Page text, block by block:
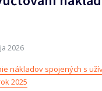
2026
nákladov spojených s
2025